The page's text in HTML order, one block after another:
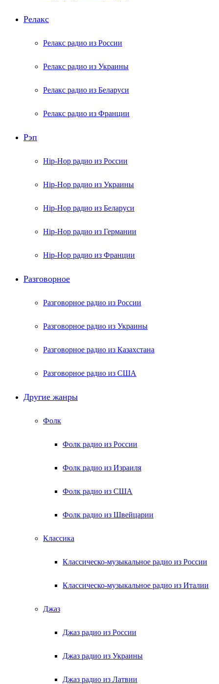
Релакс
Релакс радио из России
Релакс радио из Украины
Релакс радио из Беларуси
Релакс радио из Франции
Рэп
Hip-Hop радио из России
Hip-Hop радио из Украины
Hip-Hop радио из Беларуси
Hip-Hop радио из Германии
Hip-Hop радио из Франции
Разговорное
Разговорное радио из России
Разговорное радио из Украины
Разговорное радио из Казахстана
Разговорное радио из США
Другие жанры
Фолк
Фолк радио из России
Фолк радио из Израиля
Фолк радио из США
Фолк радио из Швейцарии
Классика
Классическо-музыкальное радио из России
Классическо-музыкальное радио из Италии
Джаз
Джаз радио из России
Джаз радио из Украины
Джаз радио из Латвии